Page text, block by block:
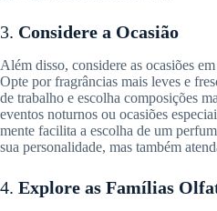
3. Considere a Ocasião
Além disso, considere as ocasiões
Opte por fragrâncias mais leves e
de trabalho e escolha composições
eventos noturnos ou ocasiões
mente facilita a escolha de um
sua personalidade, mas também
4. Explore as Famílias